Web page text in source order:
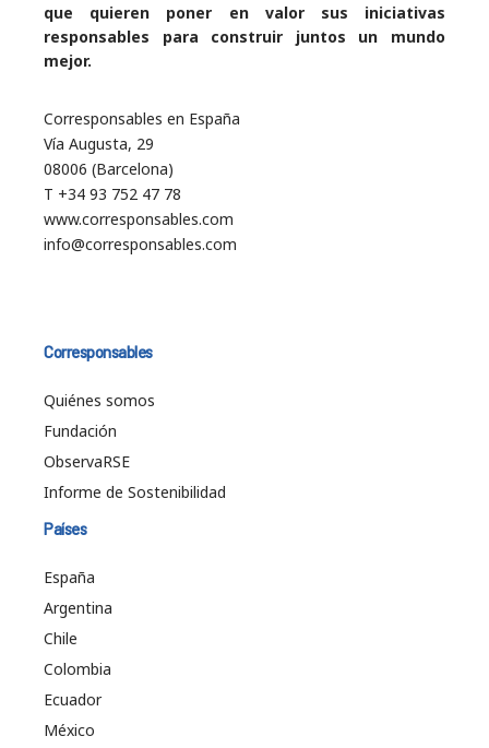
que quieren poner en valor sus iniciativas
responsables para construir juntos un mundo
mejor.
Corresponsables en España
Vía Augusta, 29
08006 (Barcelona)
T +34 93 752 47 78
www.corresponsables.com
info@corresponsables.com
Corresponsables
Quiénes somos
Fundación
ObservaRSE
Informe de Sostenibilidad
Países
España
Argentina
Chile
Colombia
Ecuador
México